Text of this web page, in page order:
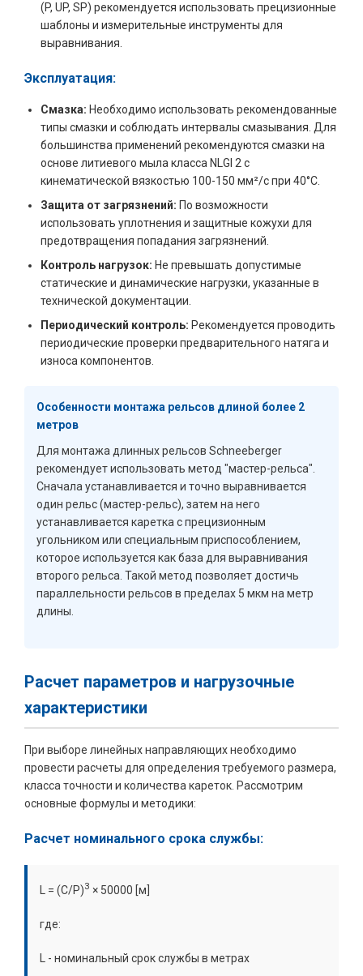
(P, UP, SP) рекомендуется использовать прецизионные
шаблоны и измерительные инструменты для
выравнивания.
Эксплуатация:
Смазка: Необходимо использовать рекомендованные
типы смазки и соблюдать интервалы смазывания. Для
большинства применений рекомендуются смазки на
основе литиевого мыла класса NLGI 2 с
кинематической вязкостью 100-150 мм²/с при 40°C.
Защита от загрязнений: По возможности
использовать уплотнения и защитные кожухи для
предотвращения попадания загрязнений.
Контроль нагрузок: Не превышать допустимые
статические и динамические нагрузки, указанные в
технической документации.
Периодический контроль: Рекомендуется проводить
периодические проверки предварительного натяга и
износа компонентов.
Особенности монтажа рельсов длиной более 2
метров
Для монтажа длинных рельсов Schneeberger
рекомендует использовать метод "мастер-рельса".
Сначала устанавливается и точно выравнивается
один рельс (мастер-рельс), затем на него
устанавливается каретка с прецизионным
угольником или специальным приспособлением,
которое используется как база для выравнивания
второго рельса. Такой метод позволяет достичь
параллельности рельсов в пределах 5 мкм на метр
длины.
Расчет параметров и нагрузочные
характеристики
При выборе линейных направляющих необходимо
провести расчеты для определения требуемого размера,
класса точности и количества кареток. Рассмотрим
основные формулы и методики:
Расчет номинального срока службы:
L = (C/P)3 × 50000 [м]
где:
L - номинальный срок службы в метрах